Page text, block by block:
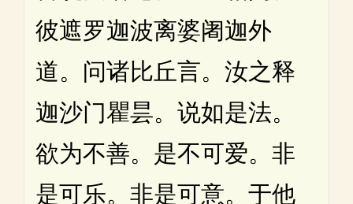
彼遮罗迦波离婆阇迦外
道。问诸比丘言。汝之释
迦沙门瞿昙。说如是法。
欲为不善。是不可爱。非
是可乐。非是可意。于他